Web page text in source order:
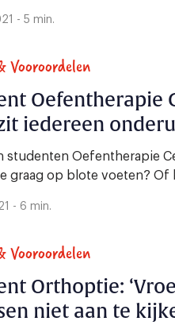
- 5 min.
Vooroordelen
Oefentherapie
iedereen
studenten Oefentherapie
graag op blote voeten?
- 6 min.
Vooroordelen
Orthoptie:
niet aan te